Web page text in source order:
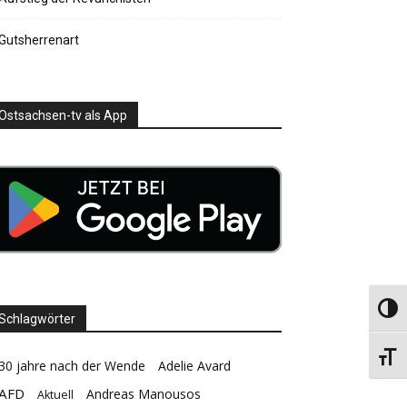
tv als App
jahre nach der Wende Adelie Avard
Aktuell Andreas Manousos